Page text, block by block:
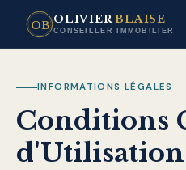
OB OLIVIERBLAISE
CONSEILLER IMMOBILIER
INFORMATIONS LÉGALES
Conditions
d'Utilisation